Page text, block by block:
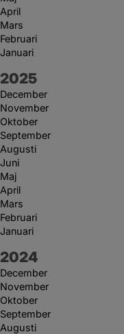
April
Mars
Februari
Januari
År:
2025
December
November
Oktober
September
Augusti
Juni
Maj
April
Mars
Februari
Januari
År:
2024
December
November
Oktober
September
Augusti